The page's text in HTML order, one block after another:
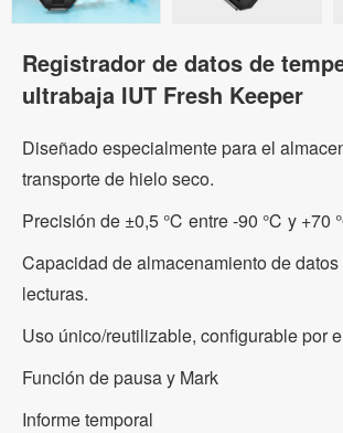
Registrador de datos de
ultrabaja IUT Fresh Keeper
Diseñado especialmente para el
transporte de hielo seco.
Precisión de ±0,5 ℃ entre -90 ℃ y +70
Capacidad de almacenamiento de
lecturas.
Uso único/reutilizable, configurable por
Función de pausa y Mark
Informe temporal